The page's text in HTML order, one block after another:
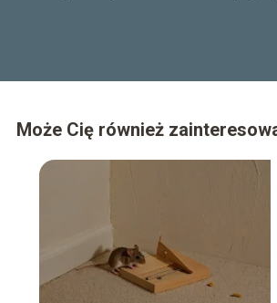
Może Cię również